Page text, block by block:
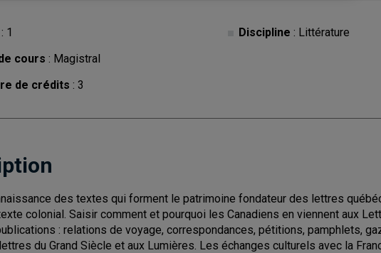
: 1
cours : Magistral
de crédits : 3
Discipline : Littérature
des textes qui forment le patrimoine fondateur des lettres
colonial. Saisir comment et pourquoi les Canadiens en viennent aux
: relations de voyage, correspondances, pétitions, pamphlets,
du Grand Siècle et aux Lumières. Les échanges culturels avec la